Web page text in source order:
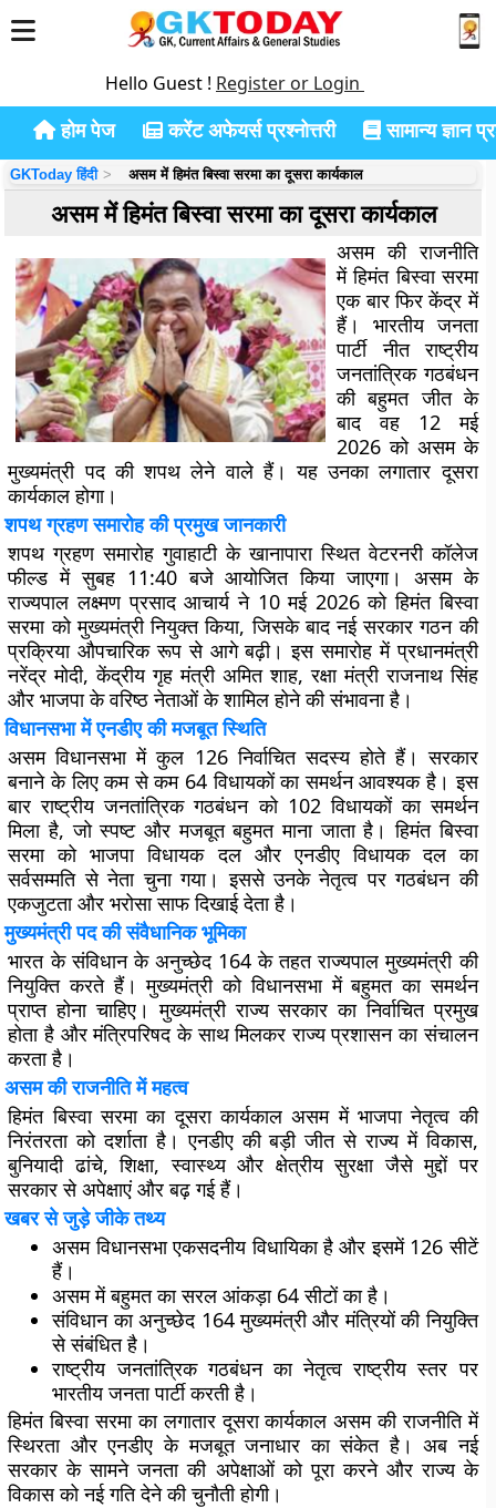
Hello Guest ! Register or Login
होम पेज करेंट अफेयर्स प्रश्नोत्तरी सामान्य ज्ञान
GKToday हिंदी असम में हिमंत बिस्वा सरमा का दूसरा कार्यकाल
असम में हिमंत बिस्वा सरमा का दूसरा कार्यकाल
असम की राजनीति
में हिमंत बिस्वा सरमा
एक बार फिर केंद्र में
हैं। भारतीय जनता
पार्टी नीत राष्ट्रीय
जनतांत्रिक गठबंधन
की बहुमत जीत के
बाद वह 12 मई
2026 को असम के
मुख्यमंत्री पद की शपथ लेने वाले हैं। यह उनका लगातार दूसरा
कार्यकाल होगा।
शपथ ग्रहण समारोह की प्रमुख जानकारी
शपथ ग्रहण समारोह गुवाहाटी के खानापारा स्थित वेटरनरी कॉलेज
फील्ड में सुबह 11:40 बजे आयोजित किया जाएगा। असम के
राज्यपाल लक्ष्मण प्रसाद आचार्य ने 10 मई 2026 को हिमंत बिस्वा
सरमा को मुख्यमंत्री नियुक्त किया, जिसके बाद नई सरकार गठन की
प्रक्रिया औपचारिक रूप से आगे बढ़ी। इस समारोह में प्रधानमंत्री
नरेंद्र मोदी, केंद्रीय गृह मंत्री अमित शाह, रक्षा मंत्री राजनाथ सिंह
और भाजपा के वरिष्ठ नेताओं के शामिल होने की संभावना है।
विधानसभा में एनडीए की मजबूत स्थिति
असम विधानसभा में कुल 126 निर्वाचित सदस्य होते हैं। सरकार
बनाने के लिए कम से कम 64 विधायकों का समर्थन आवश्यक है। इस
बार राष्ट्रीय जनतांत्रिक गठबंधन को 102 विधायकों का समर्थन
मिला है, जो स्पष्ट और मजबूत बहुमत माना जाता है। हिमंत बिस्वा
सरमा को भाजपा विधायक दल और एनडीए विधायक दल का
सर्वसम्मति से नेता चुना गया। इससे उनके नेतृत्व पर गठबंधन की
एकजुटता और भरोसा साफ दिखाई देता है।
मुख्यमंत्री पद की संवैधानिक भूमिका
भारत के संविधान के अनुच्छेद 164 के तहत राज्यपाल मुख्यमंत्री की
नियुक्ति करते हैं। मुख्यमंत्री को विधानसभा में बहुमत का समर्थन
प्राप्त होना चाहिए। मुख्यमंत्री राज्य सरकार का निर्वाचित प्रमुख
होता है और मंत्रिपरिषद के साथ मिलकर राज्य प्रशासन का संचालन
करता है।
असम की राजनीति में महत्व
हिमंत बिस्वा सरमा का दूसरा कार्यकाल असम में भाजपा नेतृत्व की
निरंतरता को दर्शाता है। एनडीए की बड़ी जीत से राज्य में विकास,
बुनियादी ढांचे, शिक्षा, स्वास्थ्य और क्षेत्रीय सुरक्षा जैसे मुद्दों पर
सरकार से अपेक्षाएं और बढ़ गई हैं।
खबर से जुड़े जीके तथ्य
असम विधानसभा एकसदनीय विधायिका है और इसमें 126 सीटें
हैं।
असम में बहुमत का सरल आंकड़ा 64 सीटों का है।
संविधान का अनुच्छेद 164 मुख्यमंत्री और मंत्रियों की नियुक्ति
से संबंधित है।
राष्ट्रीय जनतांत्रिक गठबंधन का नेतृत्व राष्ट्रीय स्तर पर
भारतीय जनता पार्टी करती है।
हिमंत बिस्वा सरमा का लगातार दूसरा कार्यकाल असम की राजनीति में
स्थिरता और एनडीए के मजबूत जनाधार का संकेत है। अब नई
सरकार के सामने जनता की अपेक्षाओं को पूरा करने और राज्य के
विकास को नई गति देने की चुनौती होगी।